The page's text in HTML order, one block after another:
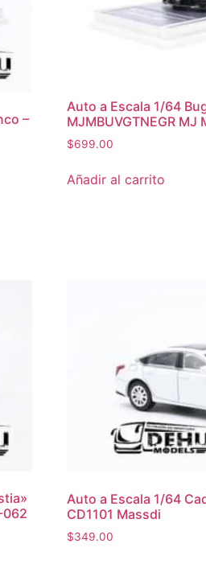
–
Auto a Escala 1/64
MJMBUVGTNEGR MJ
$699.00
Añadir al carrito
062
Auto a Escala 1/64
CD1101 Massdi
$349.00